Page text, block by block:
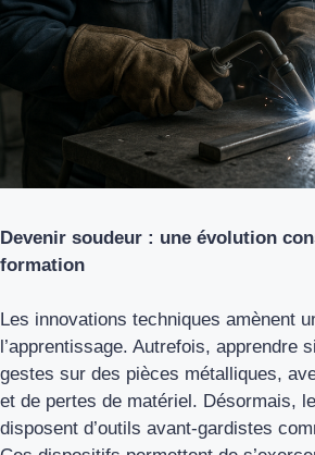
Devenir soudeur : une évolution
formation
Les innovations techniques amènent
l’apprentissage. Autrefois, apprendre
gestes sur des pièces métalliques,
et de pertes de matériel. Désormais,
disposent d’outils avant-gardistes